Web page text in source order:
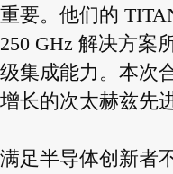
重要。他们的
250 GHz 解决方案
级集成能力。本次
增长的次太赫兹先
满足半导体创新者